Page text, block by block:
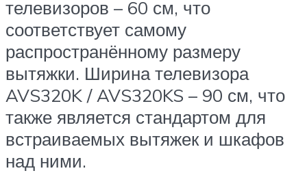
телевизоров – 60 см, что
соответствует самому
распространённому размеру
вытяжки. Ширина телевизора
AVS320K / AVS320KS – 90 см, что
также является стандартом для
встраиваемых вытяжек и шкафов
над ними.